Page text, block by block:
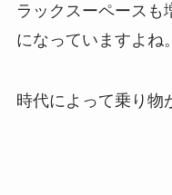
ラックスーペースも
になっていますよね。
時代によって乗り物